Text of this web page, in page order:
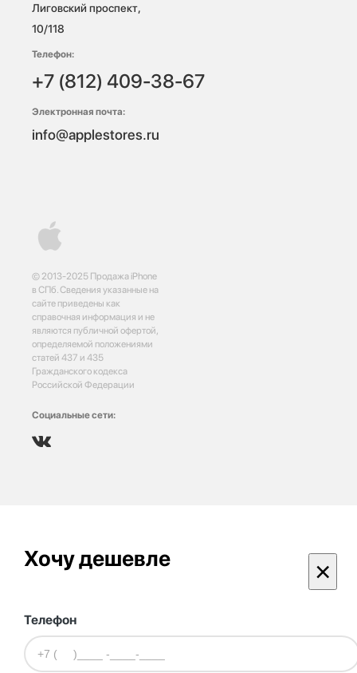
© 2013-2025 Продажа iPhone
в СПб. Сведения указанные на
сайте приведены как
справочная информация и не
являются публичной офертой,
определяемой положениями
статей 437 и 435
Гражданского кодекса
Российской Федерации
Социальные сети:
Лиговский проспект,
10/118
Телефон:
+7 (812) 409-38-67
Электронная почта:
info@applestores.ru
Хочу дешевле ×
Телефон